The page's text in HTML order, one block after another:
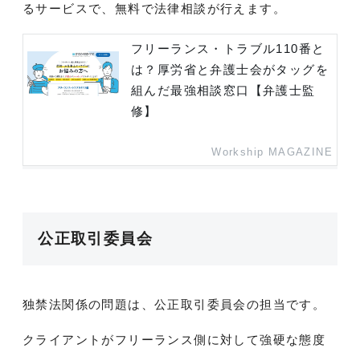
るサービスで、無料で法律相談が行えます。
フリーランス・トラブル110番と
は？厚労省と弁護士会がタッグを
組んだ最強相談窓口【弁護士監
修】
Workship MAGAZINE
公正取引委員会
独禁法関係の問題は、公正取引委員会の担当です。
クライアントがフリーランス側に対して強硬な態度